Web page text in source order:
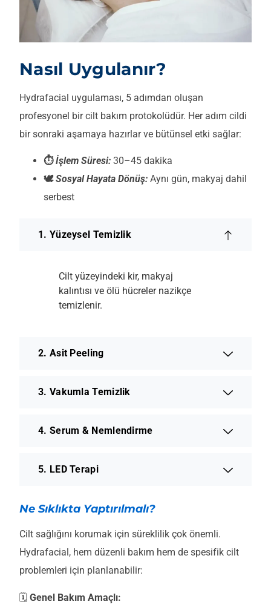
Nasıl Uygulanır?
Hydrafacial uygulaması, 5 adımdan oluşan
profesyonel bir cilt bakım protokolüdür. Her adım cildi
bir sonraki aşamaya hazırlar ve bütünsel etki sağlar:
⏱İşlem Süresi: 30–45 dakika
🕊️Sosyal Hayata Dönüş: Aynı gün, makyaj dahil
serbest
1. Yüzeysel Temizlik
Cilt yüzeyindeki kir, makyaj
kalıntısı ve ölü hücreler nazikçe
temizlenir.
2. Asit Peeling
3. Vakumla Temizlik
4. Serum & Nemlendirme
5. LED Terapi
Ne Sıklıkta Yaptırılmalı?
Cilt sağlığını korumak için süreklilik çok önemli.
Hydrafacial, hem düzenli bakım hem de spesifik cilt
problemleri için planlanabilir:
🗓️ Genel Bakım Amaçlı: